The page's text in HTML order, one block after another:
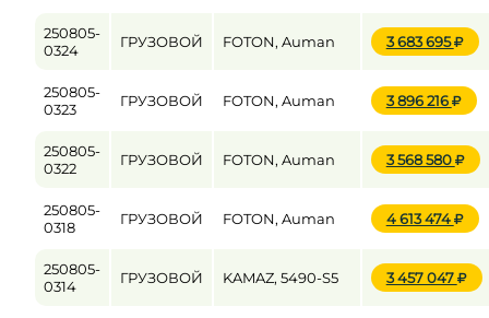
250805-
0324
ГРУЗОВОЙ FOTON, Auman 3 683 695
250805-
0323
ГРУЗОВОЙ FOTON, Auman 3 896 216
250805-
0322
ГРУЗОВОЙ FOTON, Auman 3 568 580
250805-
0318
ГРУЗОВОЙ FOTON, Auman 4 613 474
250805-
0314
ГРУЗОВОЙ KAMAZ, 5490-S5 3 457 047